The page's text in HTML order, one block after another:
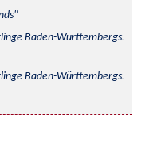
Baden-Württembergs.
Baden-Württembergs.